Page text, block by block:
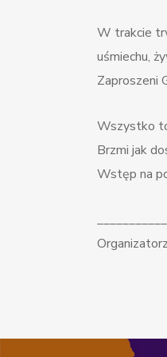
W trakcie
uśmiechu,
Zaproszeni
Wszystko
Brzmi jak
Wstęp na